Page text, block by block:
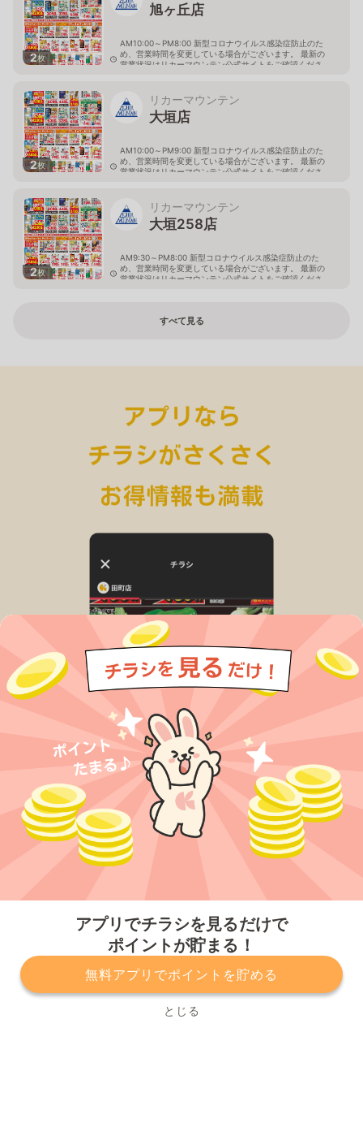
アプリでチラシを見るだけで
ポイントが貯まる！
無料アプリでポイントを貯める
とじる
2枚
旭ヶ丘店
AM10:00～PM8:00 新型コロナウイルス感染症防止のた
め、営業時間を変更している場合がございます。 最新の
営業状況はリカーマウンテン公式サイトをご確認くださ
2枚
リカーマウンテン
大垣店
AM10:00～PM9:00 新型コロナウイルス感染症防止のた
め、営業時間を変更している場合がございます。 最新の
営業状況はリカーマウンテン公式サイトをご確認くださ
2枚
リカーマウンテン
大垣258店
AM9:30～PM8:00 新型コロナウイルス感染症防止のた
め、営業時間を変更している場合がございます。 最新の
営業状況はリカーマウンテン公式サイトをご確認くださ
すべて見る
プライバシーポリシー 利用規約
運営会社
サービスに関してのお問い合わせ